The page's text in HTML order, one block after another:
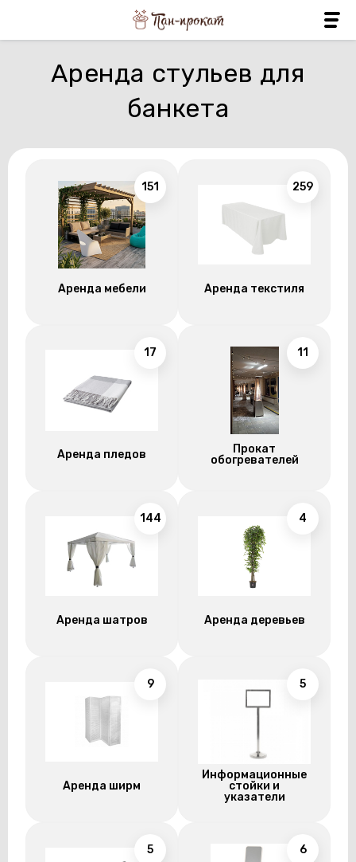
Аренда стульев для
банкета
151
Аренда мебели
259
Аренда текстиля
17
Аренда пледов
11
Прокат
обогревателей
144
Аренда шатров
4
Аренда деревьев
9
Аренда ширм
5
Информационные
стойки и
указатели
5 6